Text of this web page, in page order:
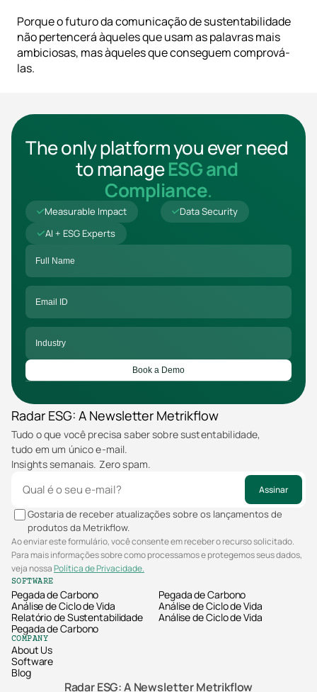
Porque o futuro da comunicação de sustentabilidade
não pertencerá àqueles que usam as palavras mais
ambiciosas, mas àqueles que conseguem comprová-
las.
The only platform you ever need
to manage ESG and
Compliance.
Measurable Impact
AI + ESG Experts
Data Security
Book a Demo
Radar ESG: A Newsletter Metrikflow
Tudo o que você precisa saber sobre sustentabilidade,
tudo em um único e-mail.
Insights semanais. Zero spam.
Assinar
Gostaria de receber atualizações sobre os lançamentos de
produtos da Metrikflow.
Ao enviar este formulário, você consente em receber o recurso solicitado.
Para mais informações sobre como processamos e protegemos seus dados,
veja nossaPolítica de Privacidade.
SOFTWARE
Pegada de Carbono
Análise de Ciclo de Vida
Relatório de Sustentabilidade
Pegada de Carbono
Pegada de Carbono
Análise de Ciclo de Vida
Análise de Ciclo de Vida
COMPANY
About Us
Software
Blog
Radar ESG: A Newsletter Metrikflow